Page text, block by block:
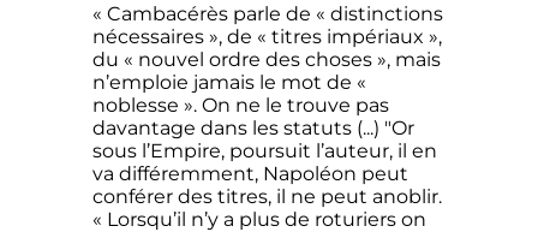
« Cambacérès parle de « distinctions
nécessaires », de « titres impériaux »,
du « nouvel ordre des choses », mais
n’emploie jamais le mot de «
noblesse ». On ne le trouve pas
davantage dans les statuts (...) "Or
sous l’Empire, poursuit l’auteur, il en
va différemment, Napoléon peut
conférer des titres, il ne peut anoblir.
« Lorsqu’il n’y a plus de roturiers on